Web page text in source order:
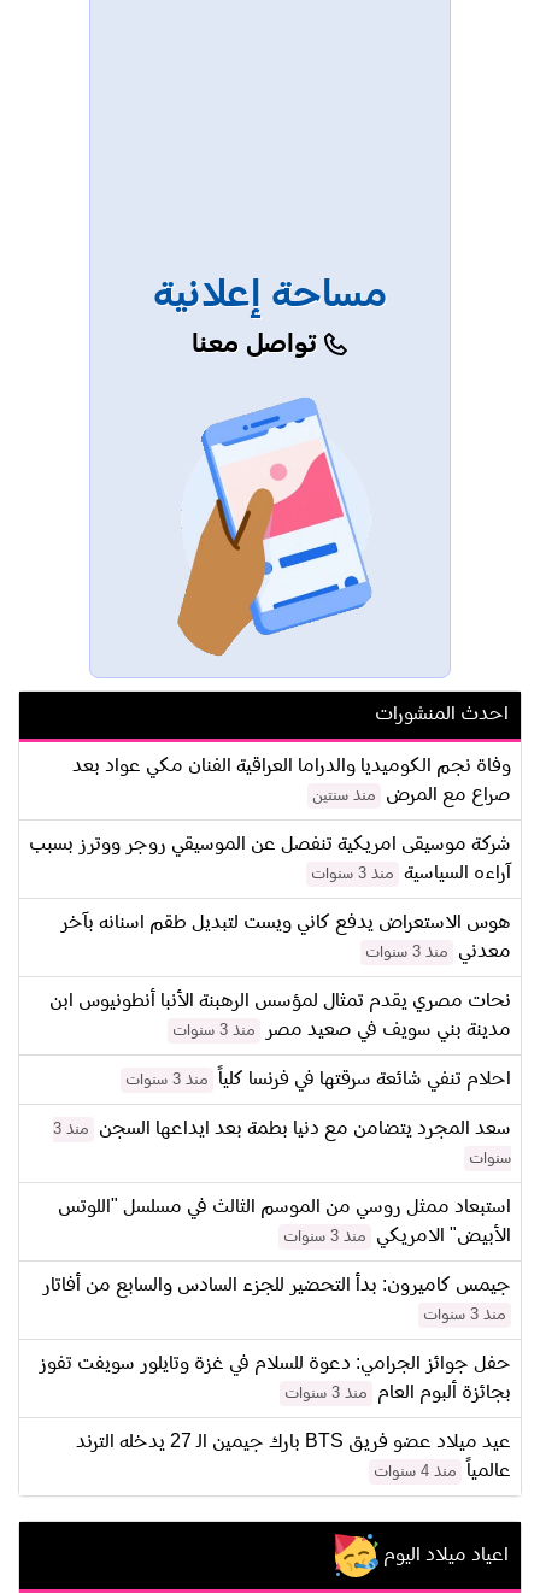
مساحة إعلانية
تواصل معنا
احدث المنشورات
وفاة نجم الكوميديا والدراما العراقية الفنان مكي عواد بعد
صراع مع المرض
منذ سنتين
شركة موسيقى امريكية تنفصل عن الموسيقي روجر ووترز بسبب
آراءه السياسية
منذ 3 سنوات
هوس الاستعراض يدفع كاني ويست لتبديل طقم اسنانه بآخر
معدني
منذ 3 سنوات
نحات مصري يقدم تمثال لمؤسس الرهبنة الأنبا أنطونيوس ابن
مدينة بني سويف في صعيد مصر
منذ 3 سنوات
احلام تنفي شائعة سرقتها في فرنسا كلياً منذ 3 سنوات
سعد المجرد يتضامن مع دنيا بطمة بعد ايداعها السجن
منذ 3
سنوات
استبعاد ممثل روسي من الموسم الثالث في مسلسل "اللوتس
الأبيض" الامريكي
منذ 3 سنوات
جيمس كاميرون: بدأ التحضير للجزء السادس والسابع من أفاتار
منذ 3 سنوات
حفل جوائز الجرامي: دعوة للسلام في غزة وتايلور سويفت تفوز
بجائزة ألبوم العام
منذ 3 سنوات
عيد ميلاد عضو فريق BTS بارك جيمين الـ 27 يدخله الترند
عالمياً
منذ 4 سنوات
اعياد ميلاد اليوم